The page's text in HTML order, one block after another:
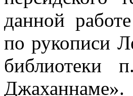
данной
по рукописи
библиотеки